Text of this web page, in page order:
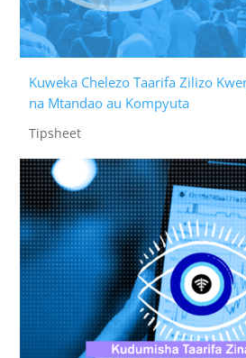
Kuweka Chelezo Taarifa Zilizo
na Mtandao au Kompyuta
Tipsheet